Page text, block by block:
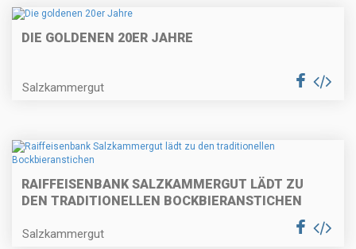
DIE GOLDENEN 20ER JAHRE
Salzkammergut
RAIFFEISENBANK SALZKAMMERGUT LÄDT ZU
DEN TRADITIONELLEN BOCKBIERANSTICHEN
Salzkammergut